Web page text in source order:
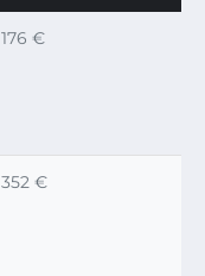
176 €
352 €